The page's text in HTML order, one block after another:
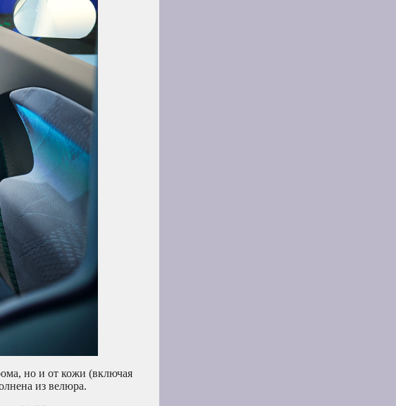
но и от кожи (включая
из велюра.